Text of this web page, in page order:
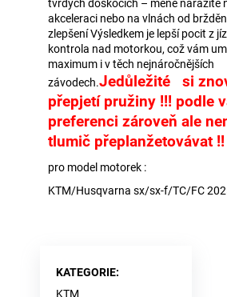
tvrdých doskocích – méně narážíte
akceleraci nebo na vlnách od
zlepšení Výsledkem je lepší pocit z
kontrola nad motorkou, což vám
maximum i v těch nejnáročnějších
závodech.Jedůležité si
přepjetí pružiny !!! podle
preferenci zároveň ale
tlumič přeplanžetovávat !!
pro model motorek :
KTM/Husqvarna sx/sx-f/TC/FC
KATEGORIE:
KTM